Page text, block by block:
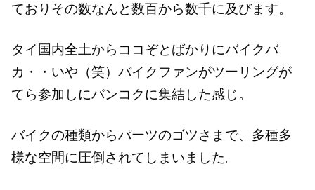
ておりその数なんと数百から数千に及びます。
タイ国内全土からココぞとばかりにバイクバ
カ・・いや（笑）バイクファンがツーリングが
てら参加しにバンコクに集結した感じ。
バイクの種類からパーツのゴツさまで、多種多
様な空間に圧倒されてしまいました。